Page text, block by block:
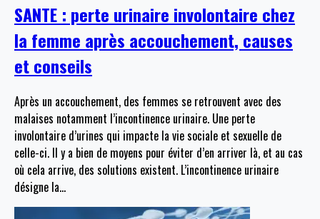
SANTE : perte urinaire involontaire chez
la femme après accouchement, causes
et conseils
Après un accouchement, des femmes se retrouvent avec des
malaises notamment l’incontinence urinaire. Une perte
involontaire d’urines qui impacte la vie sociale et sexuelle de
celle-ci. Il y a bien de moyens pour éviter d’en arriver là, et au cas
où cela arrive, des solutions existent. L’incontinence urinaire
désigne la…